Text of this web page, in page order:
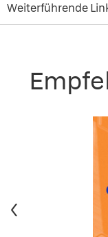
Weiterführende